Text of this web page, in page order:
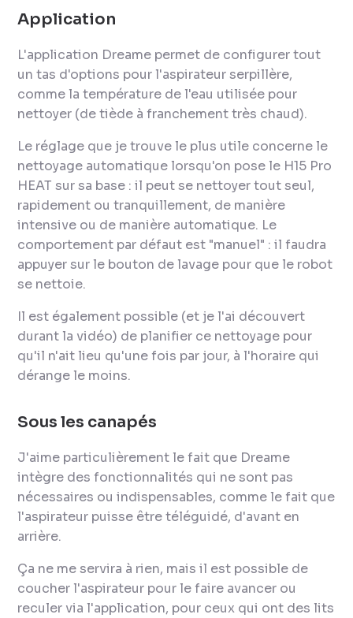
Application
L'application Dreame permet de configurer tout
un tas d'options pour l'aspirateur serpillère,
comme la température de l'eau utilisée pour
nettoyer (de tiède à franchement très chaud).
Le réglage que je trouve le plus utile concerne le
nettoyage automatique lorsqu'on pose le H15 Pro
HEAT sur sa base : il peut se nettoyer tout seul,
rapidement ou tranquillement, de manière
intensive ou de manière automatique. Le
comportement par défaut est "manuel" : il faudra
appuyer sur le bouton de lavage pour que le robot
se nettoie.
Il est également possible (et je l'ai découvert
durant la vidéo) de planifier ce nettoyage pour
qu'il n'ait lieu qu'une fois par jour, à l'horaire qui
dérange le moins.
Sous les canapés
J'aime particulièrement le fait que Dreame
intègre des fonctionnalités qui ne sont pas
nécessaires ou indispensables, comme le fait que
l'aspirateur puisse être téléguidé, d'avant en
arrière.
Ça ne me servira à rien, mais il est possible de
coucher l'aspirateur pour le faire avancer ou
reculer via l'application, pour ceux qui ont des lits